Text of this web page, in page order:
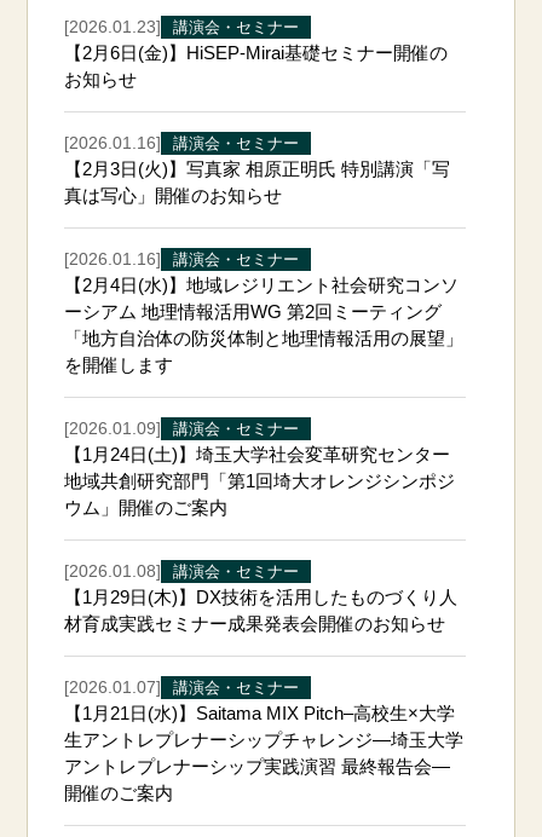
[2026.01.23] 講演会・セミナー
【2月6日(金)】HiSEP-Mirai基礎セミナー開催の
お知らせ
[2026.01.16] 講演会・セミナー
【2月3日(火)】写真家 相原正明氏 特別講演「写
真は写心」開催のお知らせ
[2026.01.16] 講演会・セミナー
【2月4日(水)】地域レジリエント社会研究コンソ
ーシアム 地理情報活用WG 第2回ミーティング
「地方自治体の防災体制と地理情報活用の展望」
を開催します
[2026.01.09] 講演会・セミナー
【1月24日(土)】埼玉大学社会変革研究センター
地域共創研究部門「第1回埼大オレンジシンポジ
ウム」開催のご案内
[2026.01.08] 講演会・セミナー
【1月29日(木)】DX技術を活用したものづくり人
材育成実践セミナー成果発表会開催のお知らせ
[2026.01.07] 講演会・セミナー
【1月21日(水)】Saitama MIX Pitch–高校生×大学
生アントレプレナーシップチャレンジ―埼玉大学
アントレプレナーシップ実践演習 最終報告会―
開催のご案内